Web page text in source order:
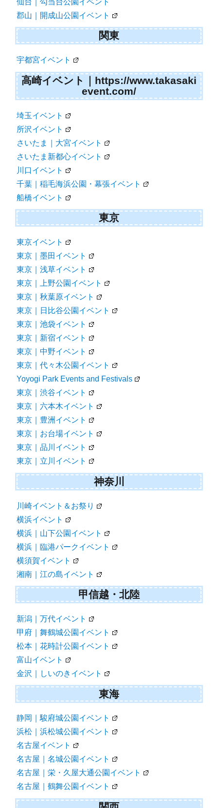
郡山｜開成山公園イベント
関東
宇都宮イベント
高崎イベント｜https://www.takasaki
event.com/
埼玉イベント
所沢イベント
さいたま｜大宮イベント
さいたま新都心イベント
川口イベント
千葉｜稲毛海浜公園・幕張イベント
船橋イベント
東京
東京イベント
東京｜墨田イベント
東京｜浅草イベント
東京｜上野公園イベント
東京｜秋葉原イベント
東京｜日比谷公園イベント
東京｜池袋イベント
東京｜新宿イベント
東京｜中野イベント
東京｜代々木公園イベント
Yoyogi Park Events and Festivals
東京｜渋谷イベント
東京｜六本木イベント
東京｜豊洲イベント
東京｜お台場イベント
東京｜品川イベント
東京｜立川イベント
神奈川
川崎イベント＆お祭り
横浜イベント
横浜｜山下公園イベント
横浜｜臨港パークイベント
横須賀イベント
湘南｜江の島イベント
甲信越・北陸
新潟｜万代イベント
甲府｜舞鶴城公園イベント
松本｜花時計公園イベント
富山イベント
金沢｜しいのきイベント
東海
静岡｜駿府城公園イベント
浜松｜浜松城公園イベント
名古屋イベント
名古屋｜名城公園イベント
名古屋｜栄・久屋大通公園イベント
名古屋｜鶴舞公園イベント